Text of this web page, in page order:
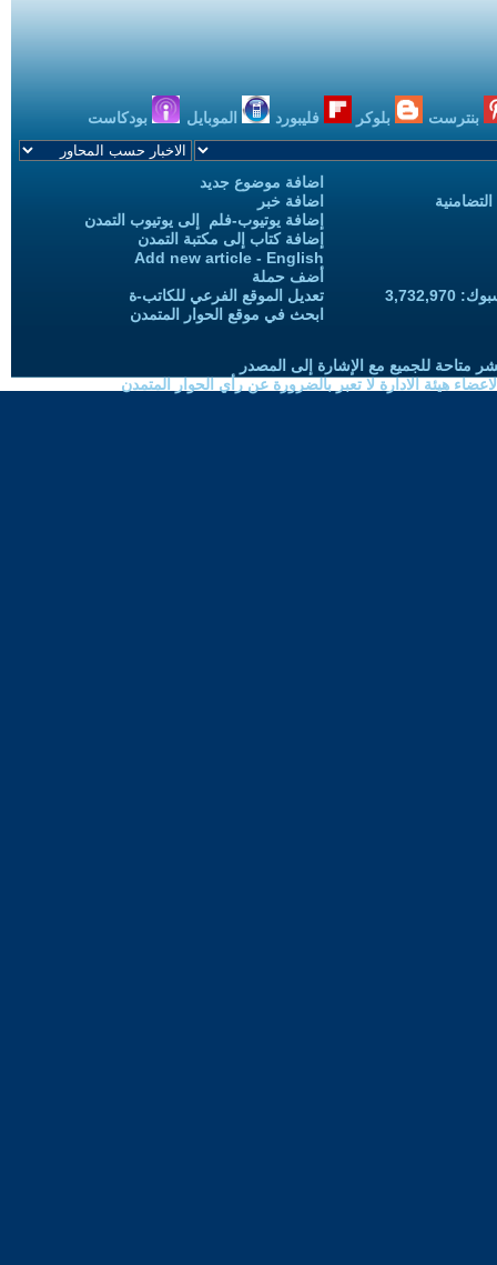
بنترست بلوكر فليبورد الموبايل بودكاست
اضافة موضوع جديد
اضافة خبر
إضافة يوتيوب-فلم إلى يوتيوب التمدن
إضافة كتاب إلى مكتبة التمدن
Add new article - English
أضف حملة
تعديل الموقع الفرعي للكاتب-ة
ابحث في موقع الحوار المتمدن
متاحة للجميع مع الإشارة إلى المصدر
هيئة الادارة لا تعبر بالضرورة عن رأي الحوار المتمدن